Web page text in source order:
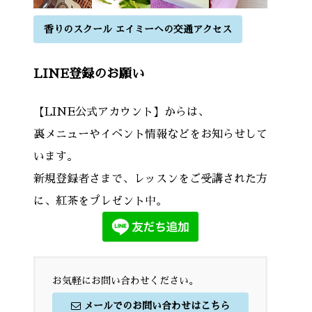
香りのスクール エイミーへの交通アクセス
LINE登録のお願い
【LINE公式アカウント】からは、
裏メニューやイベント情報などをお知らせして
います。
新規登録者さまで、レッスンをご受講された方
に、紅茶をプレゼント中。
お気軽にお問い合わせください。
メールでのお問い合わせはこちら